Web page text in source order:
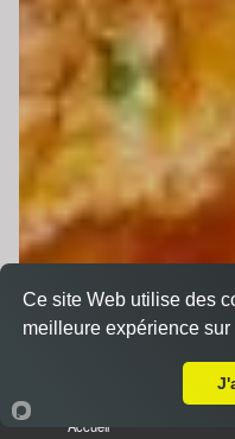
Accueil
Ce site Web utilise des
meilleure expérience